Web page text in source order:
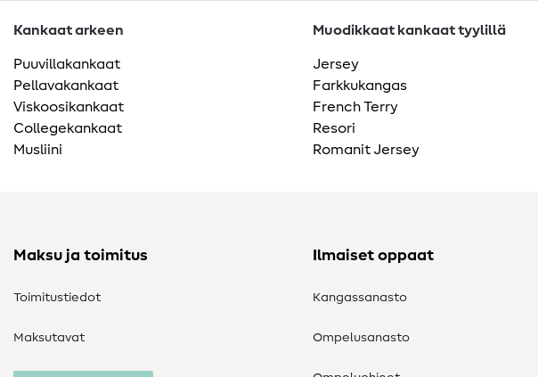
Kankaat arkeen
Puuvillakankaat
Pellavakankaat
Viskoosikankaat
Collegekankaat
Musliini
Muodikkaat kankaat tyylillä
Jersey
Farkkukangas
French Terry
Resori
Romanit Jersey
Maksu ja toimitus
Toimitustiedot
Maksutavat
Ilmaiset oppaat
Kangassanasto
Ompelusanasto